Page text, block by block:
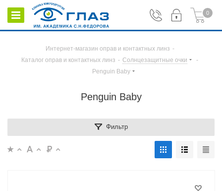
0
Интернет-магазин оправ и контактных линз -
Каталог оправ и контактных линз - Солнцезащитные очки
-
Penguin Baby
Penguin Baby
Фильтр